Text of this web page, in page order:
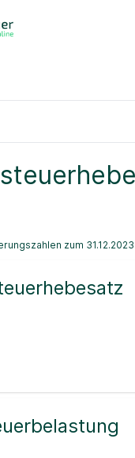
zum 31.12.2023